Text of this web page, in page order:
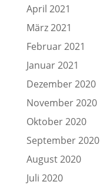
April 2021
März 2021
Februar 2021
Januar 2021
Dezember 2020
November 2020
Oktober 2020
September 2020
August 2020
Juli 2020